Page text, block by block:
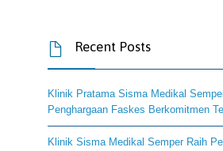
 Recent Posts
Klinik Pratama Sisma Medikal
Penghargaan Faskes Berkomitmen
Klinik Sisma Medikal Semper Raih